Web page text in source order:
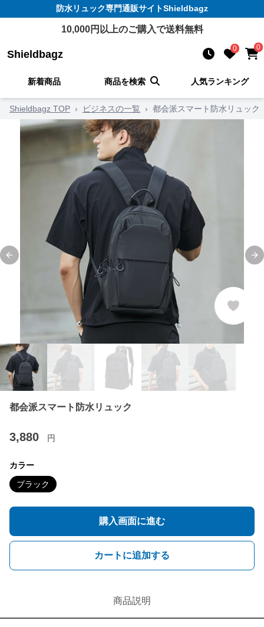
防水リュック専門通販サイトShieldbagz
10,000円以上のご購入で送料無料
Shieldbagz 0 0
新着商品 商品を検索 人気ランキング
Shieldbagz TOP › ビジネスの一覧 › 都会派スマート防水リュック
Previous slide
都会派スマート防水リュック
3,880 円
カラー
ブラック
購入画面に進む
カートに追加する
商品説明